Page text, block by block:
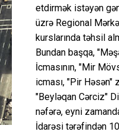
etdirmək istəyən
üzrə Regional
kurslarında təhsil
Bundan başqa,
İcmasının, "Mir
icması, "Pir Həsən"
"Beyləqan Cərciz"
nəfərə, eyni
İdarəsi tərəfindən